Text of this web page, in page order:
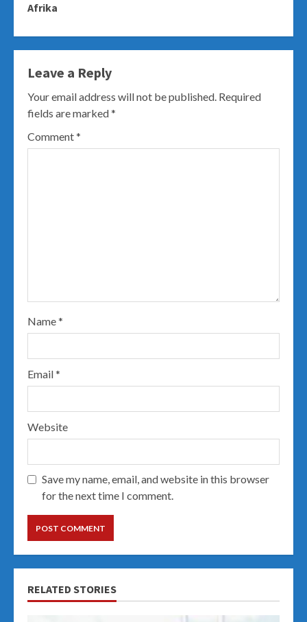
Afrika
Leave a Reply
Your email address will not be published. Required
fields are marked*
Comment*
Name*
Email*
Website
Save my name, email, and website in this browser
for the next time I comment.
RELATED STORIES